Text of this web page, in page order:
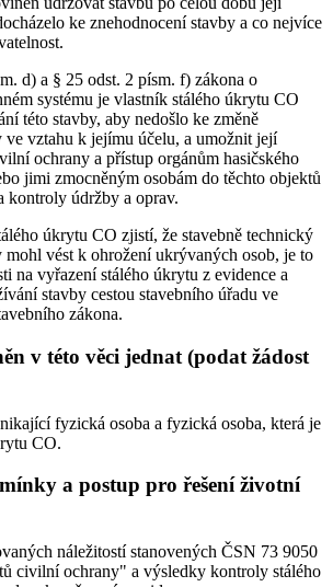
ke znehodnocení stavby a co nejvíce
d) a § 25 odst. 2 písm. f) zákona o
systému je vlastník stálého úkrytu CO
této stavby, aby nedošlo ke změně
ve vztahu k jejímu účelu, a umožnit její
ochrany a přístup orgánům hasičského
jimi zmocněným osobám do těchto objektů
kontroly údržby a oprav.
úkrytu CO zjistí, že stavebně technický
mohl vést k ohrožení ukrývaných osob, je to
na vyřazení stálého úkrytu z evidence a
stavby cestou stavebního úřadu ve
zákona.
v této věci jednat (podat žádost
fyzická osoba a fyzická osoba, která je
CO.
a postup pro řešení životní
náležitostí stanovených ČSN 73 9050
civilní ochrany" a výsledky kontroly stálého